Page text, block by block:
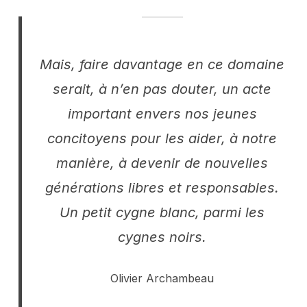
Mais, faire davantage en ce domaine
serait, à n’en pas douter, un acte
important envers nos jeunes
concitoyens pour les aider, à notre
manière, à devenir de nouvelles
générations libres et responsables.
Un petit cygne blanc, parmi les
cygnes noirs.
Olivier Archambeau